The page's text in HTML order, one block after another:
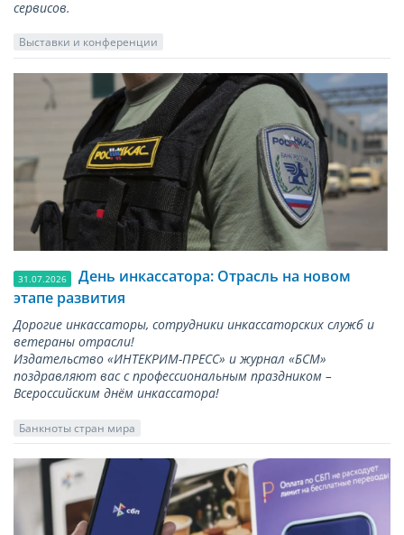
сервисов.
Выставки и конференции
31.07.2026
День инкассатора: Отрасль на новом
этапе развития
Дорогие инкассаторы, сотрудники инкассаторских служб и
ветераны отрасли!
Издательство «ИНТЕКРИМ-ПРЕСС» и журнал «БСМ»
поздравляют вас с профессиональным праздником –
Всероссийским днём инкассатора!
Банкноты стран мира